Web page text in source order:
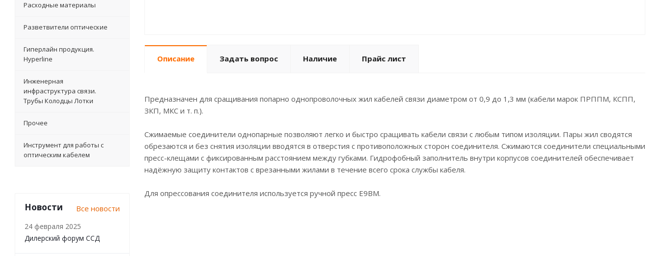
Описание Задать вопрос Наличие Прайс лист
Предназначен для сращивания попарно однопроволочных жил кабелей связи диаметром от 0,9 до 1,3 мм (кабели марок ПРППМ, КСПП,
ЗКП, МКС и т. п.).
Сжимаемые соединители однопарные позволяют легко и быстро сращивать кабели связи с любым типом изоляции. Пары жил сводятся
обрезаются и без снятия изоляции вводятся в отверстия с противоположных сторон соединителя. Сжимаются соединители специальными
пресс-клещами с фиксированным расстоянием между губками. Гидрофобный заполнитель внутри корпусов соединителей обеспечивает
надёжную защиту контактов с врезанными жилами в течение всего срока службы кабеля.
Для опрессования соединителя используется ручной пресс E9BM.
Расходные материалы
Разветвители оптические
Гиперлайн продукция.
Hyperline
Инженерная
инфраструктура связи.
Трубы Колодцы Лотки
Прочее
Инструмент для работы с
оптическим кабелем
Новости Все новости
24 февраля 2025
Дилерский форум ССД